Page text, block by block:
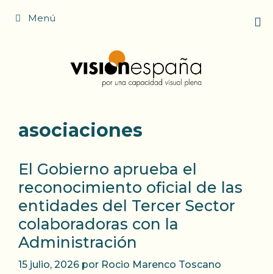
Menú
asociaciones
El Gobierno aprueba el
reconocimiento oficial de las
entidades del Tercer Sector
colaboradoras con la
Administración
15 julio, 2026 por Rocio Marenco Toscano